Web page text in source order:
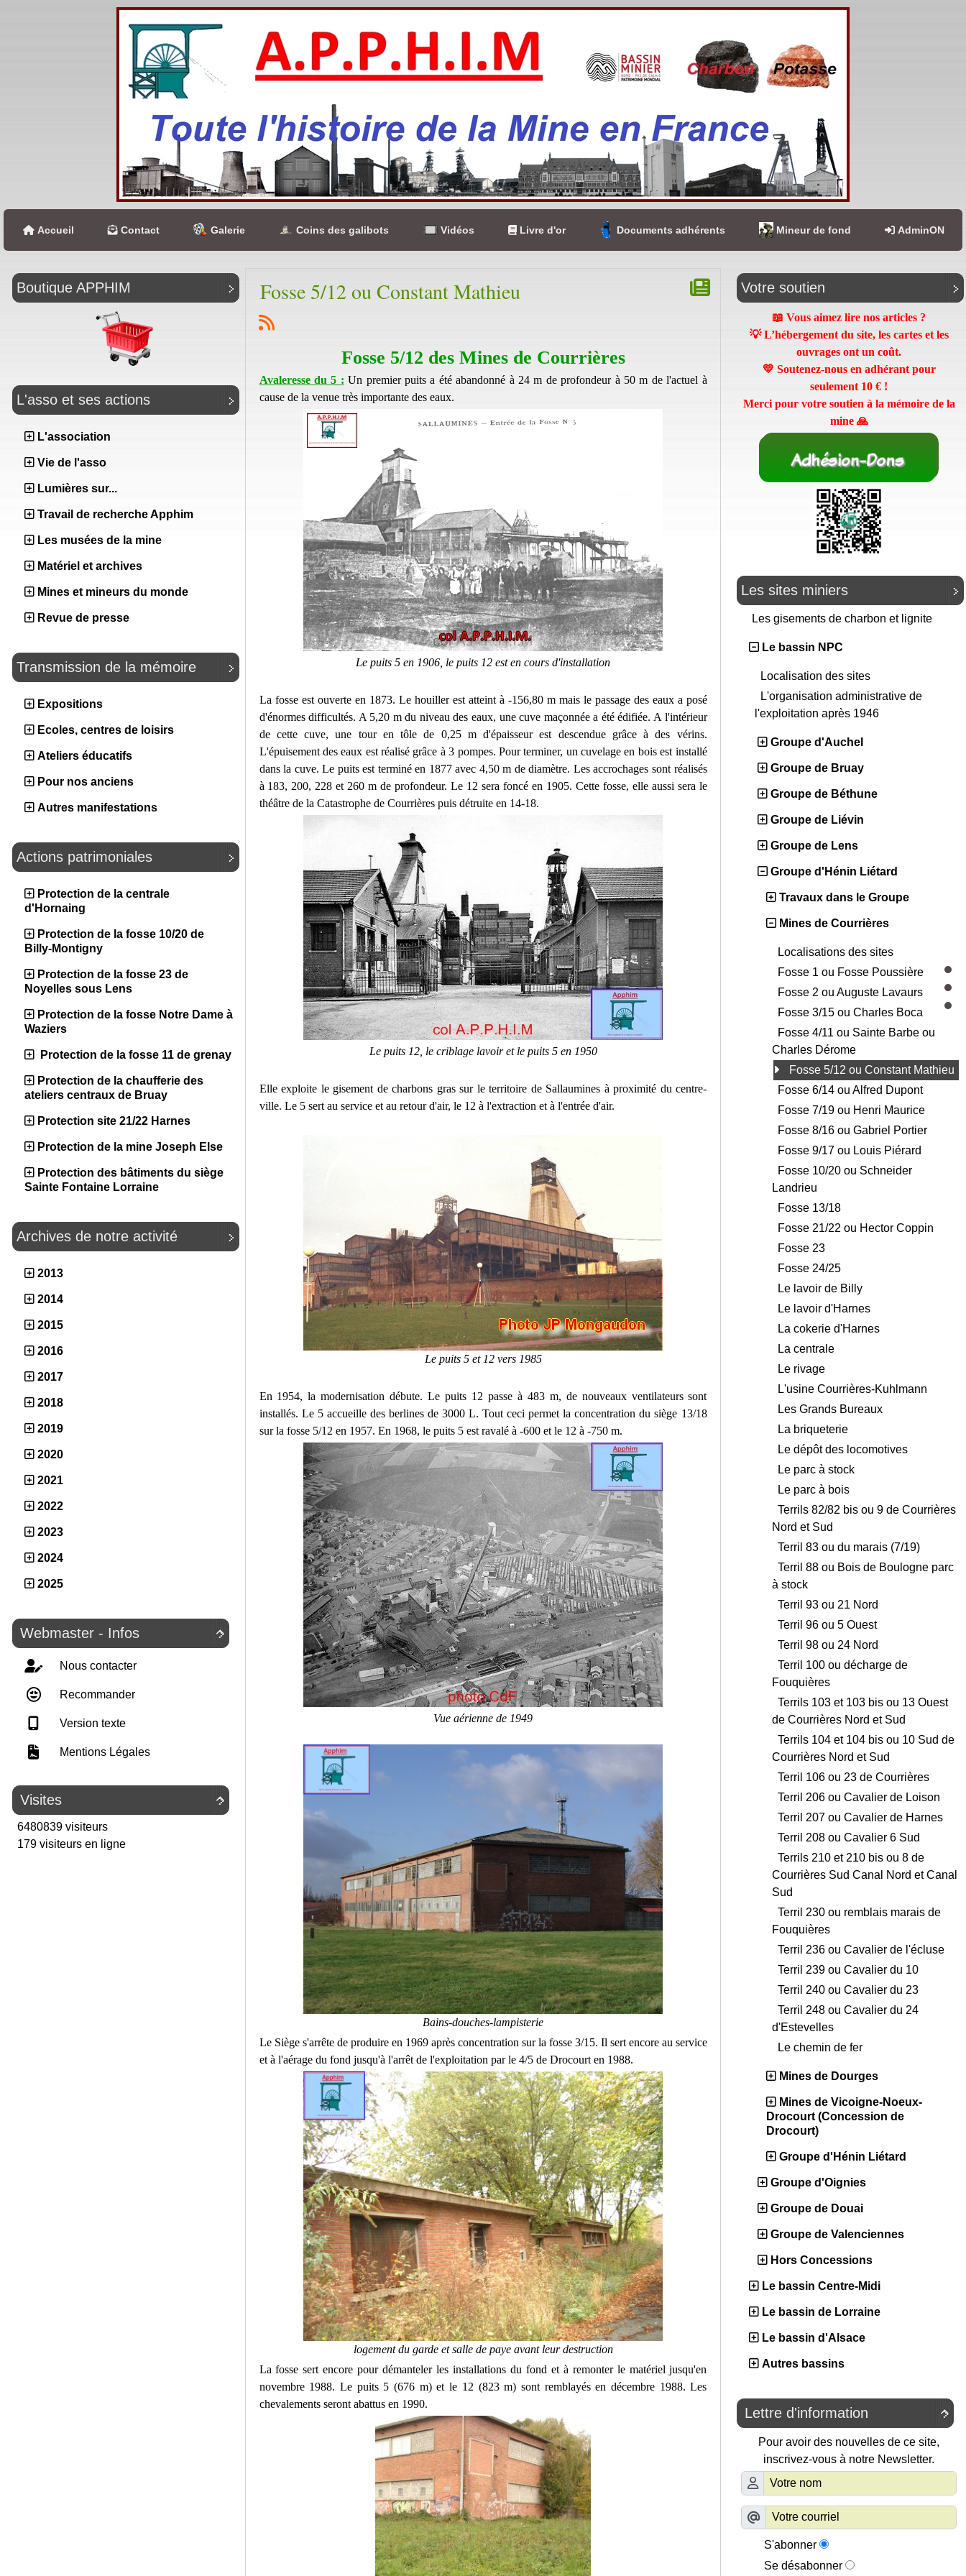
Accueil Contact Galerie Coins des galibots Vidéos Livre d'or Documents adhérents Mineur de fond AdminON
Boutique APPHIM
L'asso et ses actions
L'association
Vie de l'asso
Lumières sur...
Travail de recherche Apphim
Les musées de la mine
Matériel et archives
Mines et mineurs du monde
Revue de presse
Transmission de la mémoire
Expositions
Ecoles, centres de loisirs
Ateliers éducatifs
Pour nos anciens
Autres manifestations
Actions patrimoniales
Protection de la centrale
d'Hornaing
Protection de la fosse 10/20 de
Billy-Montigny
Protection de la fosse 23 de
Noyelles sous Lens
Protection de la fosse Notre Dame à
Waziers
Protection de la fosse 11 de grenay
Protection de la chaufferie des
ateliers centraux de Bruay
Protection site 21/22 Harnes
Protection de la mine Joseph Else
Protection des bâtiments du siège
Sainte Fontaine Lorraine
Archives de notre activité
2013
2014
2015
2016
2017
2018
2019
2020
2021
2022
2023
2024
2025

Webmaster - Infos
Nous contacter
Recommander
Version texte
Mentions Légales

Visites
6480839 visiteurs
179 visiteurs en ligne
Fosse 5/12 ou Constant Mathieu
Fosse 5/12 des Mines de Courrières
Avaleresse du 5 : Un premier puits a été abandonné à 24 m de profondeur à 50 m de l'actuel à
cause de la venue très importante des eaux.
Le puits 5 en 1906, le puits 12 est en cours d'installation
La fosse est ouverte en 1873. Le houiller est atteint à -156,80 m mais le passage des eaux a posé
d'énormes difficultés. A 5,20 m du niveau des eaux, une cuve maçonnée a été édifiée. A l'intérieur
de cette cuve, une tour en tôle de 0,25 m d'épaisseur est descendue grâce à des vérins.
L'épuisement des eaux est réalisé grâce à 3 pompes. Pour terminer, un cuvelage en bois est installé
dans la cuve. Le puits est terminé en 1877 avec 4,50 m de diamètre. Les accrochages sont réalisés
à 183, 200, 228 et 260 m de profondeur. Le 12 sera foncé en 1905. Cette fosse, elle aussi sera le
théâtre de la Catastrophe de Courrières puis détruite en 14-18.
Le puits 12, le criblage lavoir et le puits 5 en 1950
Elle exploite le gisement de charbons gras sur le territoire de Sallaumines à proximité du centre-
ville. Le 5 sert au service et au retour d'air, le 12 à l'extraction et à l'entrée d'air.
Le puits 5 et 12 vers 1985
En 1954, la modernisation débute. Le puits 12 passe à 483 m, de nouveaux ventilateurs sont
installés. Le 5 accueille des berlines de 3000 L. Tout ceci permet la concentration du siège 13/18
sur la fosse 5/12 en 1957. En 1968, le puits 5 est ravalé à -600 et le 12 à -750 m.
Vue aérienne de 1949
Bains-douches-lampisterie
Le Siège s'arrête de produire en 1969 après concentration sur la fosse 3/15. Il sert encore au service
et à l'aérage du fond jusqu'à l'arrêt de l'exploitation par le 4/5 de Drocourt en 1988.
logement du garde et salle de paye avant leur destruction
La fosse sert encore pour démanteler les installations du fond et à remonter le matériel jusqu'en
novembre 1988. Le puits 5 (676 m) et le 12 (823 m) sont remblayés en décembre 1988. Les
chevalements seront abattus en 1990.
Votre soutien
📖 Vous aimez lire nos articles ?
💡 L’hébergement du site, les cartes et les
ouvrages ont un coût.
💛 Soutenez-nous en adhérant pour
seulement 10 € !
Merci pour votre soutien à la mémoire de la
mine 🙏
Les sites miniers
Les gisements de charbon et lignite
Le bassin NPC
Localisation des sites
L'organisation administrative de
l'exploitation après 1946
Groupe d'Auchel
Groupe de Bruay
Groupe de Béthune
Groupe de Liévin
Groupe de Lens
Groupe d'Hénin Liétard
Travaux dans le Groupe
Mines de Courrières
Localisations des sites
Fosse 1 ou Fosse Poussière
Fosse 2 ou Auguste Lavaurs
Fosse 3/15 ou Charles Boca
Fosse 4/11 ou Sainte Barbe ou
Charles Dérome
Fosse 5/12 ou Constant Mathieu
Fosse 6/14 ou Alfred Dupont
Fosse 7/19 ou Henri Maurice
Fosse 8/16 ou Gabriel Portier
Fosse 9/17 ou Louis Piérard
Fosse 10/20 ou Schneider
Landrieu
Fosse 13/18
Fosse 21/22 ou Hector Coppin
Fosse 23
Fosse 24/25
Le lavoir de Billy
Le lavoir d'Harnes
La cokerie d'Harnes
La centrale
Le rivage
L'usine Courrières-Kuhlmann
Les Grands Bureaux
La briqueterie
Le dépôt des locomotives
Le parc à stock
Le parc à bois
Terrils 82/82 bis ou 9 de Courrières
Nord et Sud
Terril 83 ou du marais (7/19)
Terril 88 ou Bois de Boulogne parc
à stock
Terril 93 ou 21 Nord
Terril 96 ou 5 Ouest
Terril 98 ou 24 Nord
Terril 100 ou décharge de
Fouquières
Terrils 103 et 103 bis ou 13 Ouest
de Courrières Nord et Sud
Terrils 104 et 104 bis ou 10 Sud de
Courrières Nord et Sud
Terril 106 ou 23 de Courrières
Terril 206 ou Cavalier de Loison
Terril 207 ou Cavalier de Harnes
Terril 208 ou Cavalier 6 Sud
Terrils 210 et 210 bis ou 8 de
Courrières Sud Canal Nord et Canal
Sud
Terril 230 ou remblais marais de
Fouquières
Terril 236 ou Cavalier de l'écluse
Terril 239 ou Cavalier du 10
Terril 240 ou Cavalier du 23
Terril 248 ou Cavalier du 24
d'Estevelles
Le chemin de fer
Mines de Dourges
Mines de Vicoigne-Noeux-
Drocourt (Concession de
Drocourt)
Groupe d'Hénin Liétard
Groupe d'Oignies
Groupe de Douai
Groupe de Valenciennes
Hors Concessions
Le bassin Centre-Midi
Le bassin de Lorraine
Le bassin d'Alsace
Autres bassins

Lettre d'information
Pour avoir des nouvelles de ce site,
inscrivez-vous à notre Newsletter.
S'abonner
Se désabonner